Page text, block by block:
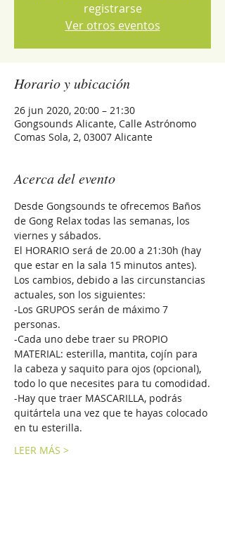
registrarse
Ver otros eventos
Horario y ubicación
26 jun 2020, 20:00 – 21:30
Gongsounds Alicante, Calle Astrónomo
Comas Sola, 2, 03007 Alicante
Acerca del evento
Desde Gongsounds te ofrecemos Baños
de Gong Relax todas las semanas, los
viernes y sábados.
El HORARIO será de 20.00 a 21:30h (hay
que estar en la sala 15 minutos antes).
Los cambios, debido a las circunstancias
actuales, son los siguientes:
-Los GRUPOS serán de máximo 7
personas.
-Cada uno debe traer su PROPIO
MATERIAL: esterilla, mantita, cojín para
la cabeza y saquito para ojos (opcional),
todo lo que necesites para tu comodidad.
-Hay que traer MASCARILLA, podrás
quitártela una vez que te hayas colocado
en tu esterilla.
LEER MÁS >